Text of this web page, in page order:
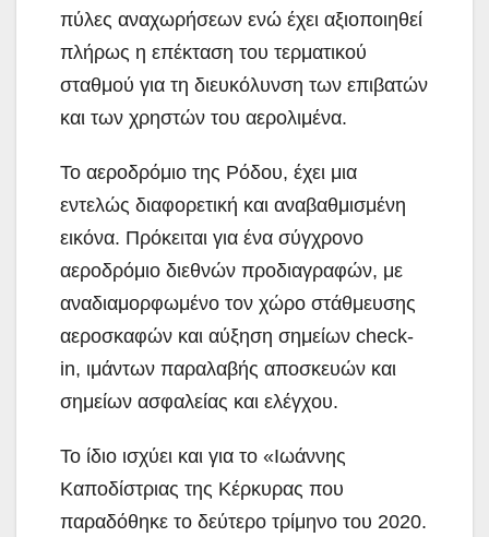
πύλες αναχωρήσεων ενώ έχει αξιοποιηθεί
πλήρως η επέκταση του τερματικού
σταθμού για τη διευκόλυνση των επιβατών
και των χρηστών του αερολιμένα.
Το αεροδρόμιο της Ρόδου, έχει μια
εντελώς διαφορετική και αναβαθμισμένη
εικόνα. Πρόκειται για ένα σύγχρονο
αεροδρόμιο διεθνών προδιαγραφών, με
αναδιαμορφωμένο τον χώρο στάθμευσης
αεροσκαφών και αύξηση σημείων check-
in, ιμάντων παραλαβής αποσκευών και
σημείων ασφαλείας και ελέγχου.
Το ίδιο ισχύει και για το «Ιωάννης
Καποδίστριας της Κέρκυρας που
παραδόθηκε το δεύτερο τρίμηνο του 2020.